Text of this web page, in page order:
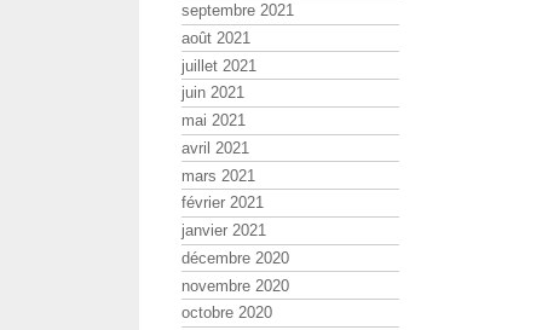
septembre 2021
août 2021
juillet 2021
juin 2021
mai 2021
avril 2021
mars 2021
février 2021
janvier 2021
décembre 2020
novembre 2020
octobre 2020